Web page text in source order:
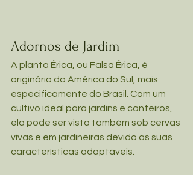
Adornos de Jardim
A planta Érica, ou Falsa Érica, é
originária da América do Sul, mais
especificamente do Brasil. Com um
cultivo ideal para jardins e canteiros,
ela pode ser vista também sob cervas
vivas e em jardineiras devido as suas
características adaptáveis.